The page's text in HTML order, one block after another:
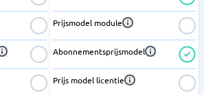
Prijsmodel module
Abonnementsprijsmodel
Prijs model licentie